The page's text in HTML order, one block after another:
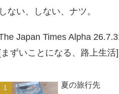
しない、しない、ナツ。
Japan Times Alpha
[まずいことになる、路上生活]
夏の旅行先